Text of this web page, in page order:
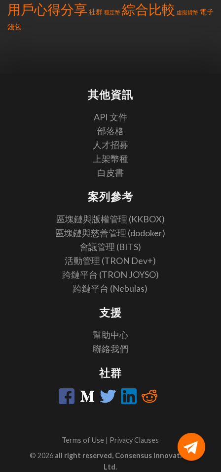
用戶心得分享 社群 穩定幣 綜合比較 虛擬貨幣 電子
錢包
其他資訊
API 文件
部落格
人才招募
上架幣種
白皮書
案列參考
區塊鏈與版權管理 (KKBOX)
區塊鏈與慈善管理 (dodoker)
會議管理 (BITS)
活動管理 (TRON Dev+)
跨鏈平台 (TRON JOYSO)
跨鏈平台 (Nebulas)
支援
幫助中心
聯絡我們
社群
Terms of Use | Privacy Clauses
© 2026 all right reserved, Consensus Innovation
Ltd.